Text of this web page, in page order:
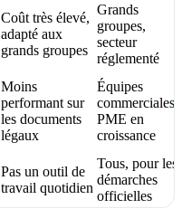
Coût très élevé,
adapté aux
grands groupes
Grands
groupes,
secteur
réglementé
Moins
performant sur
les documents
légaux
Équipes
commerciales,
PME en
croissance
Pas un outil de
travail quotidien
Tous, pour les
démarches
officielles